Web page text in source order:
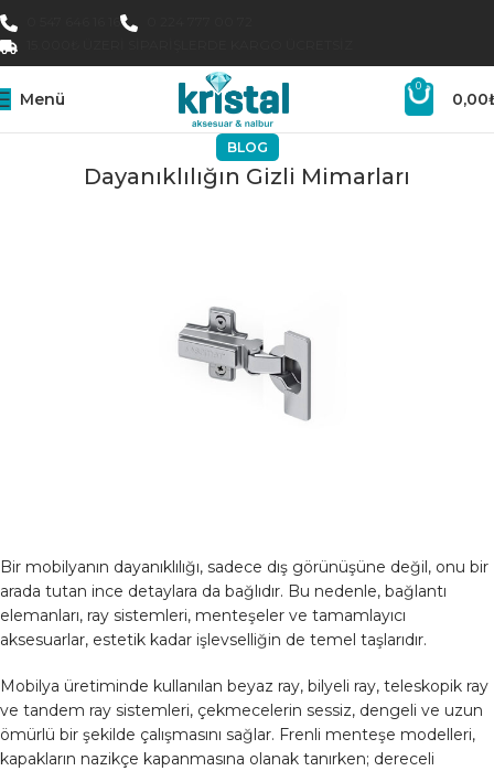
Menü
0
0,00
BLOG
Dayanıklılığın Gizli Mimarları
Bir mobilyanın dayanıklılığı, sadece dış görünüşüne değil, onu bir
arada tutan ince detaylara da bağlıdır. Bu nedenle, bağlantı
elemanları, ray sistemleri, menteşeler ve tamamlayıcı
aksesuarlar, estetik kadar işlevselliğin de temel taşlarıdır.
Mobilya üretiminde kullanılan beyaz ray, bilyeli ray, teleskopik ray
ve tandem ray sistemleri, çekmecelerin sessiz, dengeli ve uzun
ömürlü bir şekilde çalışmasını sağlar. Frenli menteşe modelleri,
kapakların nazikçe kapanmasına olanak tanırken; dereceli